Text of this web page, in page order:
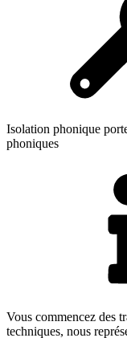
Isolation phonique
phoniques
Vous commencez des
techniques, nous